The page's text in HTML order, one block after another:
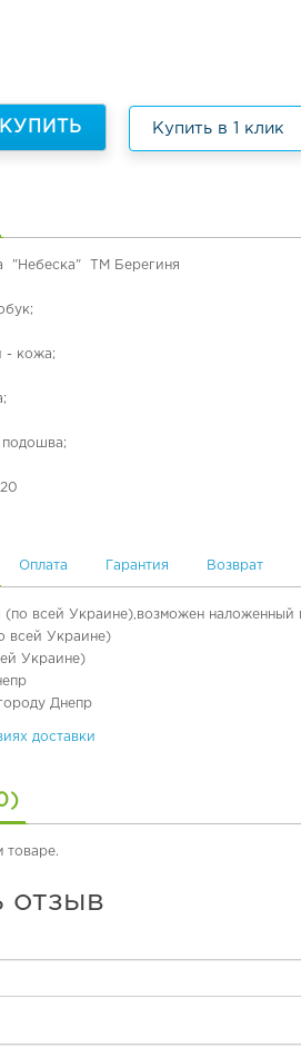
КУПИТЬ Купить в 1 клик
"Небеска" ТМ Берегиня
- кожа;
подошва;
20
Оплата Гарантия Возврат
(по всей Украине),возможен наложенный
всей Украине)
Украине)
Днепр
доставки
товаре.
отзыв